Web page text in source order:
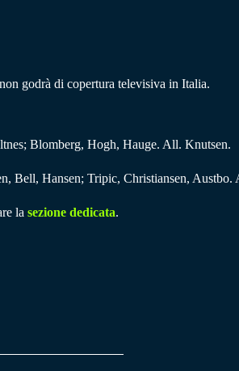
godrà di copertura televisiva in Italia.
Blomberg, Hogh, Hauge. All. Knutsen.
Bell, Hansen; Tripic, Christiansen, Austbo.
la sezione dedicata.